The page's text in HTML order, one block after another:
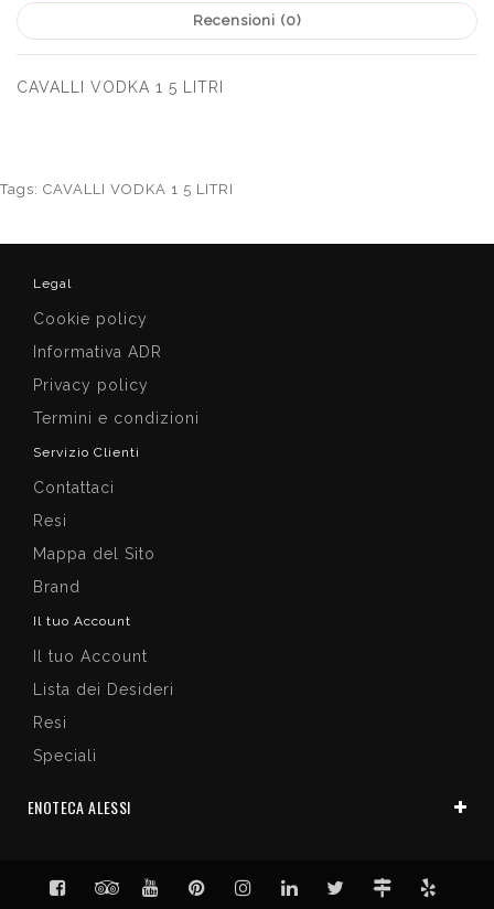
Recensioni (0)
CAVALLI VODKA 1 5 LITRI
Tags: CAVALLI VODKA 1 5 LITRI
Legal
Cookie policy
Informativa ADR
Privacy policy
Termini e condizioni
Servizio Clienti
Contattaci
Resi
Mappa del Sito
Brand
Il tuo Account
Il tuo Account
Lista dei Desideri
Resi
Speciali
ENOTECA ALESSI